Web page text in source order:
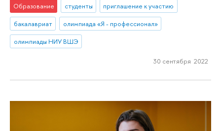
Образование студенты
приглашение к участию
бакалавриат
олимпиада «Я - профессионал»
олимпиады НИУ ВШЭ
30 сентября 2022